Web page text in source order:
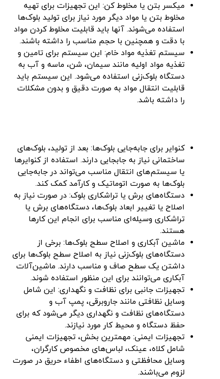
میکسر بتن یا مخلوط کن: این تجهیزات برای تهیه
مخلوط بتن یا مواد دیگر مورد نیاز برای تولید بلوک‌ها
استفاده می‌شوند. آنها باید قابلیت مخلوط کردن مواد
با دقت و همچنین با حجم مناسب را داشته باشند.
سیستم تغذیه مواد خام: این سیستم برای تامین و
تغذیه مواد اولیه مانند سیمان، شن، ماسه و آب به
دستگاه بلوک‌زنی استفاده می‌شود. این سیستم باید
قابلیت انتقال مواد به صورت دقیق و بدون مشکلات
را داشته باشد.
کنوایر برای جابه‌جایی بلوک‌ها: بعد از تولید، بلوک‌های
ساختمانی نیاز به جابجایی دارند. استفاده از کنوایرها
یا سیستم‌های انتقال مناسب می‌تواند در جابه‌جایی
بلوک‌ها به صورت اتوماتیک و کارآمد کمک کند.
دستگاه‌های برش یا تراشکاری بلوک: در صورت نیاز به
اصلاح یا تغییر ابعاد بلوک‌ها، دستگاه‌های برش یا
تراشکاری وسیله‌ای مناسب برای انجام این کارها
هستند.
ماشین آبکاری و اصلاح سطح بلوک‌ها: برخی از
دستگاه‌های بلوک‌زنی نیاز به اصلاح سطح بلوک‌ها برای
داشتن یک سطح صاف و مناسب دارند. ماشین‌آلات
آبکاری می‌توانند برای این منظور استفاده شوند.
تجهیزات جانبی برای نظافت و نگهداری: این شامل
وسایل نظافتی مانند جاروبرقی، پمپ آب و
دستگاه‌های نظافت و نگهداری دیگر می‌شود که برای
حفظ دستگاه و محیط کار مورد نیازند.
تجهیزات ایمنی: مهمترین بخش، تجهیزات ایمنی
شامل کلاه، عینک، لباس‌های مخصوص کارگران،
وسایل محافظتی و دستگاه‌های اطفاء حریق در صورت
لزوم می‌باشند.